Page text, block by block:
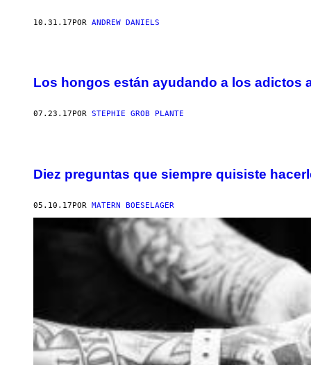
10.31.17POR ANDREW DANIELS
Los hongos están ayudando a los adictos
07.23.17 POR STEPHIE GROB PLANTE
Diez preguntas que siempre quisiste
05.10.17POR MATERN BOESELAGER